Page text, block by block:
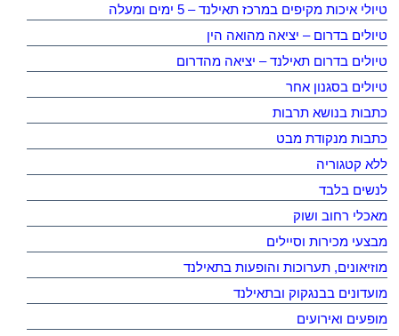
טיולי איכות מקיפים במרכז תאילנד – 5 ימים ומעלה
טיולים בדרום – יציאה מהואה הין
טיולים בדרום תאילנד – יציאה מהדרום
טיולים בסגנון אחר
כתבות בנושא תרבות
כתבות מנקודת מבט
ללא קטגוריה
לנשים בלבד
מאכלי רחוב ושוק
מבצעי מכירות וסיילים
מוזיאונים, תערוכות והופעות בתאילנד
מועדונים בבנגקוק ובתאילנד
מופעים ואירועים